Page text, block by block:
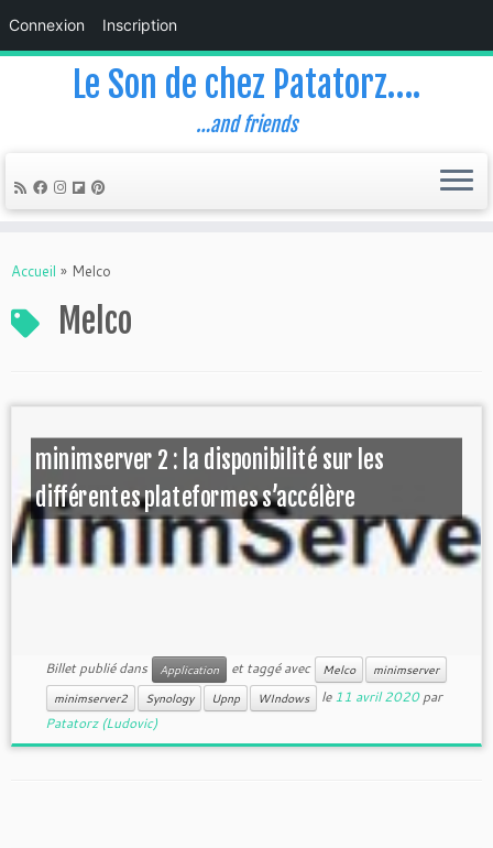
Connexion Inscription
Le Son de chez Patatorz….
…and friends
Accueil » Melco
Melco
minimserver 2 : la disponibilité sur les
différentes plateformes s’accélère
Billet publié dans Application et taggé avec Melco
minimserver
minimserver2
Synology Upnp WIndows le11 avril 2020 par
Patatorz (Ludovic)